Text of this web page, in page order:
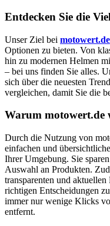
Entdecken Sie die
Unser Ziel bei motowert.de
Optionen zu bieten. Von
hin zu modernen Helmen
– bei uns finden Sie alles.
sich über die neuesten
vergleichen, damit Sie die
Warum motowert.de
Durch die Nutzung von
einfachen und
Ihrer Umgebung. Sie
Auswahl an Produkten.
transparenten und
richtigen Entscheidungen
immer nur wenige Klicks
entfernt.